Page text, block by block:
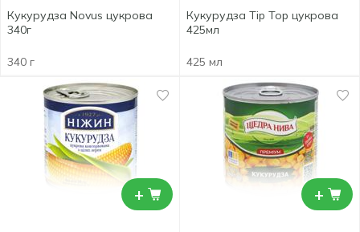
Кукурудза Novus цукрова
340г
340 г
Кукурудза Tip Top цукрова
425мл
425 мл
+ +